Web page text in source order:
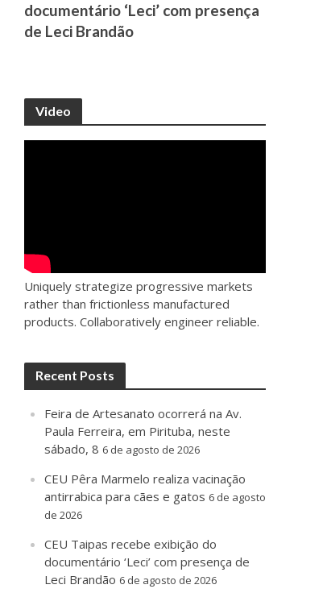
documentário ‘Leci’ com presença
de Leci Brandão
Video
Uniquely strategize progressive markets
rather than frictionless manufactured
products. Collaboratively engineer reliable.
Recent Posts
Feira de Artesanato ocorrerá na Av.
Paula Ferreira, em Pirituba, neste
sábado, 8 6 de agosto de 2026
CEU Pêra Marmelo realiza vacinação
antirrabica para cães e gatos 6 de agosto
de 2026
CEU Taipas recebe exibição do
documentário ‘Leci’ com presença de
Leci Brandão 6 de agosto de 2026